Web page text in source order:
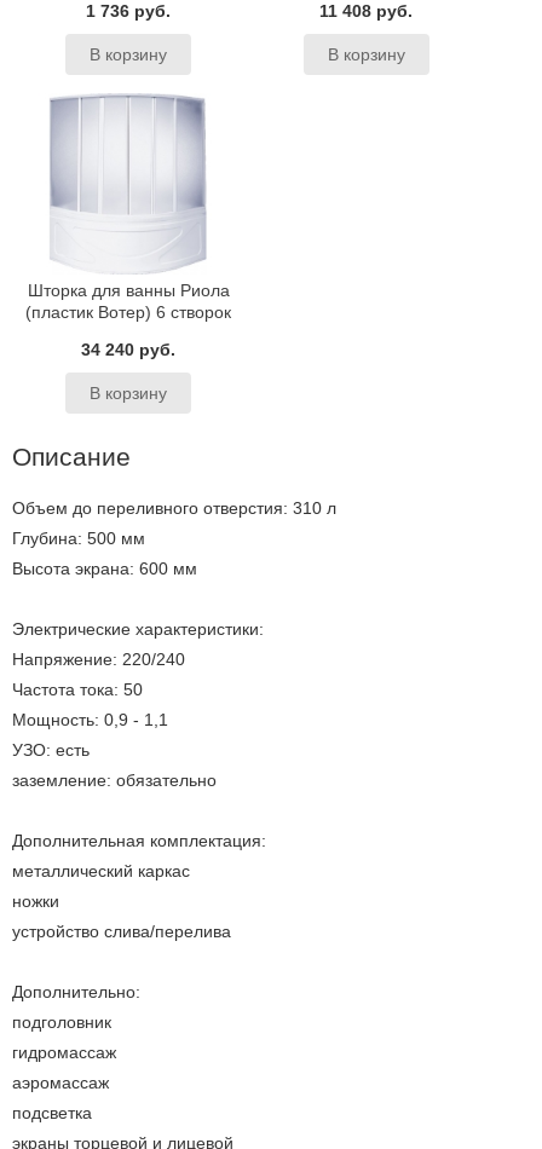
1 736 руб.
11 408 руб.
Шторка для ванны Риола
(пластик Вотер) 6 створок
34 240 руб.
Описание
Объем до переливного отверстия: 310 л
Глубина: 500 мм
Высота экрана: 600 мм
Электрические характеристики:
Напряжение: 220/240
Частота тока: 50
Мощность: 0,9 - 1,1
УЗО: есть
заземление: обязательно
Дополнительная комплектация:
металлический каркас
ножки
устройство слива/перелива
Дополнительно:
подголовник
гидромассаж
аэромассаж
подсветка
экраны торцевой и лицевой